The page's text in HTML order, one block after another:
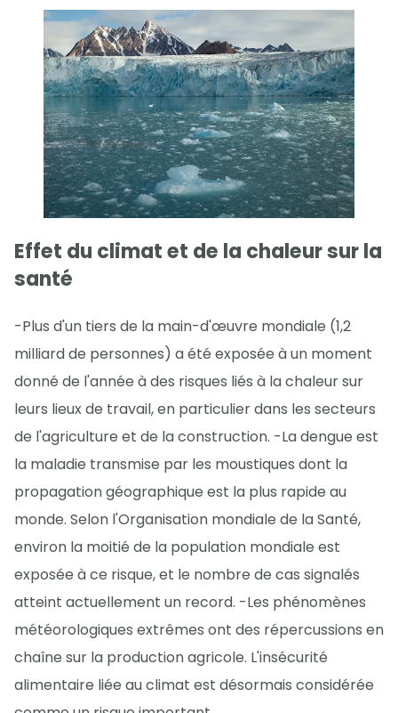
Effet du climat et de la chaleur sur la
santé
-Plus d'un tiers de la main-d'œuvre mondiale (1,2
milliard de personnes) a été exposée à un moment
donné de l'année à des risques liés à la chaleur sur
leurs lieux de travail, en particulier dans les secteurs
de l'agriculture et de la construction. -La dengue est
la maladie transmise par les moustiques dont la
propagation géographique est la plus rapide au
monde. Selon l'Organisation mondiale de la Santé,
environ la moitié de la population mondiale est
exposée à ce risque, et le nombre de cas signalés
atteint actuellement un record. -Les phénomènes
météorologiques extrêmes ont des répercussions en
chaîne sur la production agricole. L'insécurité
alimentaire liée au climat est désormais considérée